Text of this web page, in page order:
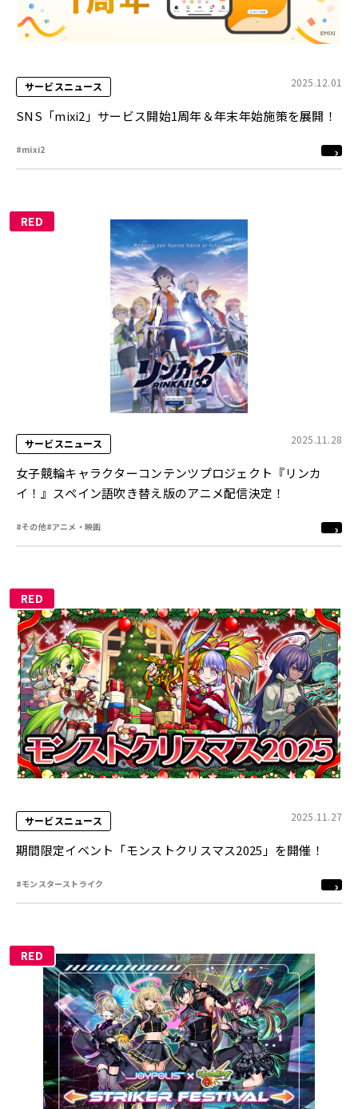
サービスニュース 2025.12.01
SNS「mixi2」サービス開始1周年＆年末年始施策を展開！
#mixi2
RED
サービスニュース 2025.11.28
女子競輪キャラクターコンテンツプロジェクト『リンカ
イ！』スペイン語吹き替え版のアニメ配信決定！
#その他#アニメ・映画
RED
サービスニュース 2025.11.27
期間限定イベント「モンストクリスマス2025」を開催！
#モンスターストライク
RED